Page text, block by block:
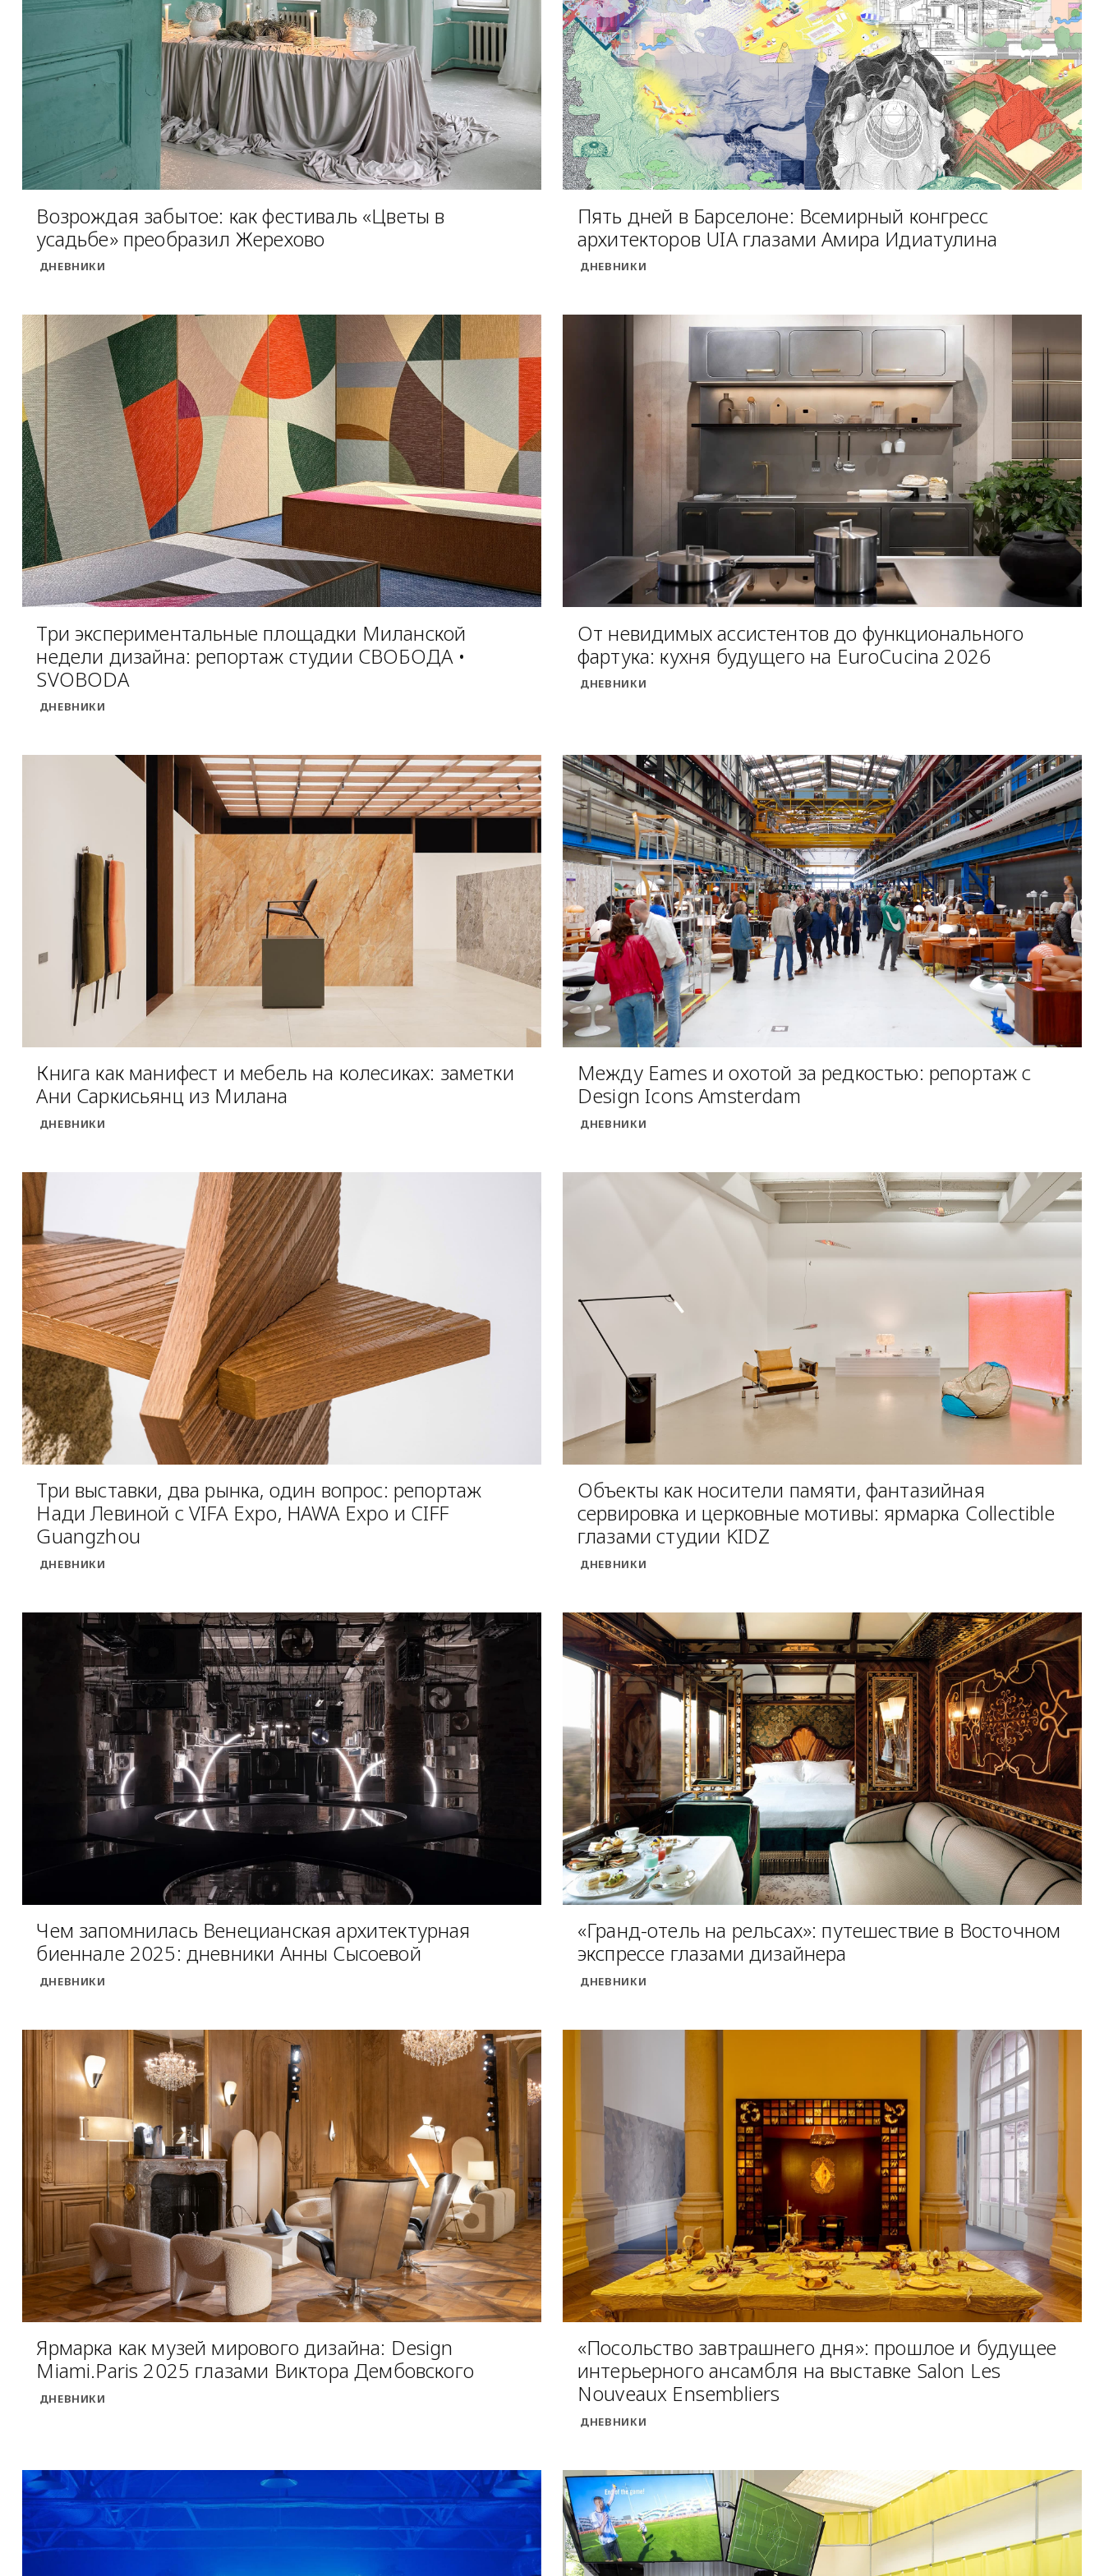
Возрождая забытое: как фестиваль «Цветы в
усадьбе» преобразил Жерехово
ДНЕВНИКИ
Пять дней в Барселоне: Всемирный конгресс
архитекторов UIA глазами Амира Идиатулина
ДНЕВНИКИ
Три экспериментальные площадки Миланской
недели дизайна: репортаж студии СВОБОДА •
SVOBODA
ДНЕВНИКИ
От невидимых ассистентов до функционального
фартука: кухня будущего на EuroCucina 2026
ДНЕВНИКИ
Книга как манифест и мебель на колесиках: заметки
Ани Саркисьянц из Милана
ДНЕВНИКИ
Между Eames и охотой за редкостью: репортаж с
Design Icons Amsterdam
ДНЕВНИКИ
Три выставки, два рынка, один вопрос: репортаж
Нади Левиной с VIFA Expo, HAWA Expo и CIFF
Guangzhou
ДНЕВНИКИ
Объекты как носители памяти, фантазийная
сервировка и церковные мотивы: ярмарка Collectible
глазами студии KIDZ
ДНЕВНИКИ
Чем запомнилась Венецианская архитектурная
биеннале 2025: дневники Анны Сысоевой
ДНЕВНИКИ
«Гранд-отель на рельсах»: путешествие в Восточном
экспрессе глазами дизайнера
ДНЕВНИКИ
Ярмарка как музей мирового дизайна: Design
Miami.Paris 2025 глазами Виктора Дембовского
ДНЕВНИКИ
«Посольство завтрашнего дня»: прошлое и будущее
интерьерного ансамбля на выставке Salon Les
Nouveaux Ensembliers
ДНЕВНИКИ